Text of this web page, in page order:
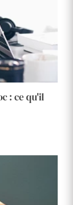
: ce qu'il